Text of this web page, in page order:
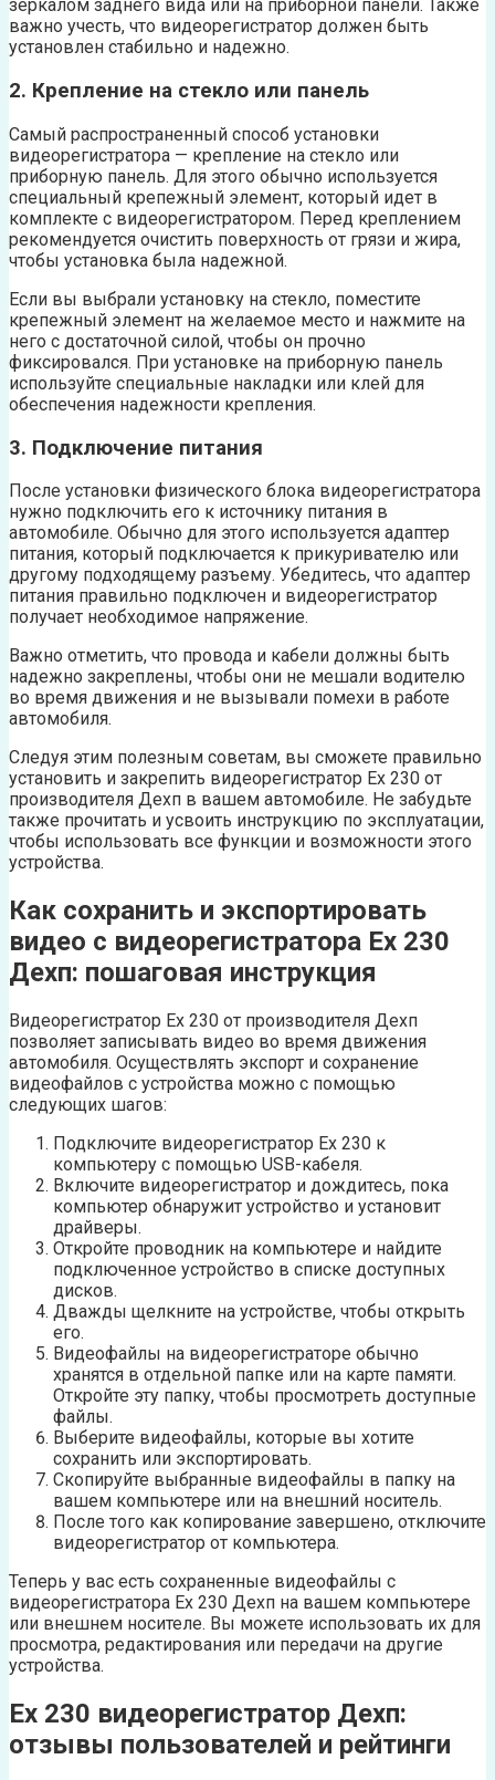
зеркалом заднего вида или на приборной панели. Также
важно учесть, что видеорегистратор должен быть
установлен стабильно и надежно.
2. Крепление на стекло или панель
Самый распространенный способ установки
видеорегистратора — крепление на стекло или
приборную панель. Для этого обычно используется
специальный крепежный элемент, который идет в
комплекте с видеорегистратором. Перед креплением
рекомендуется очистить поверхность от грязи и жира,
чтобы установка была надежной.
Если вы выбрали установку на стекло, поместите
крепежный элемент на желаемое место и нажмите на
него с достаточной силой, чтобы он прочно
фиксировался. При установке на приборную панель
используйте специальные накладки или клей для
обеспечения надежности крепления.
3. Подключение питания
После установки физического блока видеорегистратора
нужно подключить его к источнику питания в
автомобиле. Обычно для этого используется адаптер
питания, который подключается к прикуривателю или
другому подходящему разъему. Убедитесь, что адаптер
питания правильно подключен и видеорегистратор
получает необходимое напряжение.
Важно отметить, что провода и кабели должны быть
надежно закреплены, чтобы они не мешали водителю
во время движения и не вызывали помехи в работе
автомобиля.
Следуя этим полезным советам, вы сможете правильно
установить и закрепить видеорегистратор Ех 230 от
производителя Дехп в вашем автомобиле. Не забудьте
также прочитать и усвоить инструкцию по эксплуатации,
чтобы использовать все функции и возможности этого
устройства.
Как сохранить и экспортировать
видео с видеорегистратора Ех 230
Дехп: пошаговая инструкция
Видеорегистратор Ех 230 от производителя Дехп
позволяет записывать видео во время движения
автомобиля. Осуществлять экспорт и сохранение
видеофайлов с устройства можно с помощью
следующих шагов:
Подключите видеорегистратор Ех 230 к
компьютеру с помощью USB-кабеля.
Включите видеорегистратор и дождитесь, пока
компьютер обнаружит устройство и установит
драйверы.
Откройте проводник на компьютере и найдите
подключенное устройство в списке доступных
дисков.
Дважды щелкните на устройстве, чтобы открыть
его.
Видеофайлы на видеорегистраторе обычно
хранятся в отдельной папке или на карте памяти.
Откройте эту папку, чтобы просмотреть доступные
файлы.
Выберите видеофайлы, которые вы хотите
сохранить или экспортировать.
Скопируйте выбранные видеофайлы в папку на
вашем компьютере или на внешний носитель.
После того как копирование завершено, отключите
видеорегистратор от компьютера.
Теперь у вас есть сохраненные видеофайлы с
видеорегистратора Ех 230 Дехп на вашем компьютере
или внешнем носителе. Вы можете использовать их для
просмотра, редактирования или передачи на другие
устройства.
Ех 230 видеорегистратор Дехп:
отзывы пользователей и рейтинги